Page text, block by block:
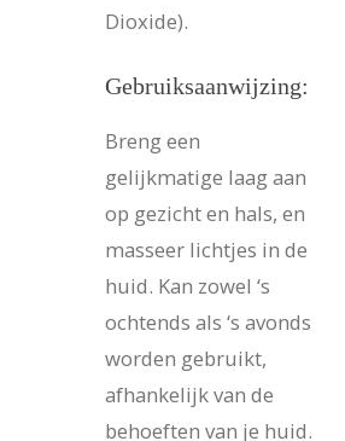
Dioxide).
Gebruiksaanwijzing:
Breng een
gelijkmatige laag aan
op gezicht en hals, en
masseer lichtjes in de
huid. Kan zowel ‘s
ochtends als ‘s avonds
worden gebruikt,
afhankelijk van de
behoeften van je huid.